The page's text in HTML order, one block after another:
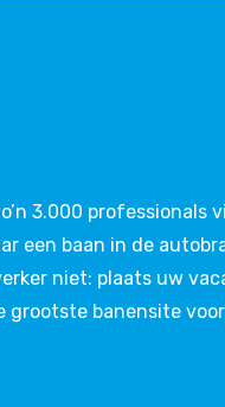
3.000 professionals
een baan in de
niet: plaats uw
grootste banensite